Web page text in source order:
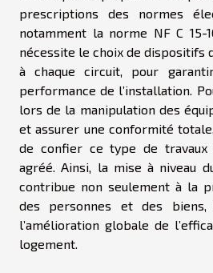
prescriptions des normes
notamment la norme NF C 15-
nécessite le choix de dispositifs
à chaque circuit, pour
performance de l’installation.
lors de la manipulation des
et assurer une conformité
de confier ce type de travaux
agréé. Ainsi, la mise à niveau
contribue non seulement à la
des personnes et des biens,
l’amélioration globale de
logement.